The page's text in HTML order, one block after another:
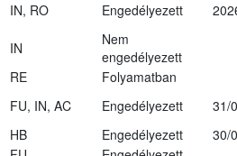
IN, RO Engedélyezett
IN
Nem
engedélyezett
RE
Folyamatban
FU, IN, AC Engedélyezett
31/
HB Engedélyezett
30/